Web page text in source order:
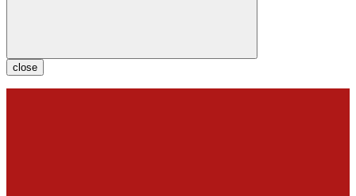
close